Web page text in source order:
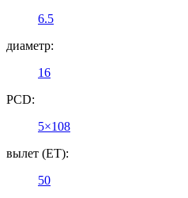
6.5
диаметр:
16
PCD:
5×108
вылет (ET):
50